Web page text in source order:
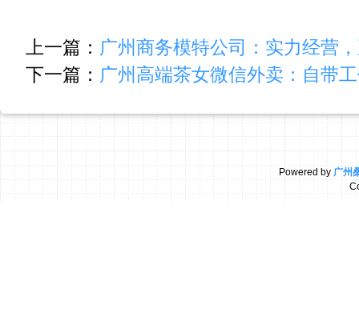
上一篇： 广州商务模特公司：实力经营
下一篇： 广州高端茶女微信外卖：自带
Powered by 广州